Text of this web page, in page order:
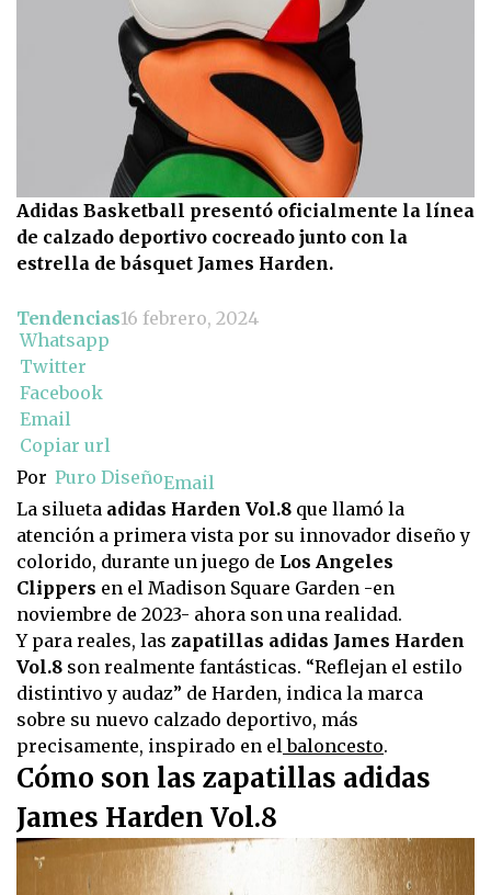
Adidas Basketball presentó oficialmente la línea
de calzado deportivo cocreado junto con la
estrella de básquet James Harden.
Tendencias16 febrero, 2024
Whatsapp
Twitter
Facebook
Email
Copiar url
Por Puro DiseñoEmail
La silueta adidas Harden Vol.8 que llamó la
atención a primera vista por su innovador diseño y
colorido, durante un juego de Los Angeles
Clippers en el Madison Square Garden -en
noviembre de 2023- ahora son una realidad.
Y para reales, las zapatillas adidas James Harden
Vol.8 son realmente fantásticas. “Reflejan el estilo
distintivo y audaz” de Harden, indica la marca
sobre su nuevo calzado deportivo, más
precisamente, inspirado en el baloncesto.
Cómo son las zapatillas adidas
James Harden Vol.8